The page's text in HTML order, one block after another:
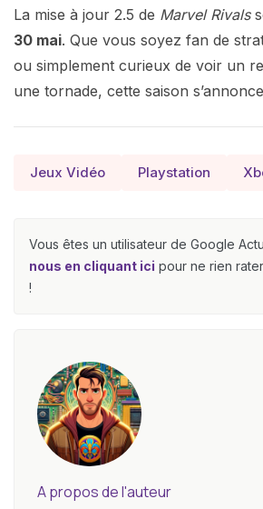
La mise à jour 2.5 de Marvel Rivals
30 mai. Que vous soyez fan de
ou simplement curieux de voir un
une tornade, cette saison
Jeux Vidéo Playstation
Vous êtes un utilisateur de Google
nous en cliquant ici pour ne rien
!
A propos de l'auteur